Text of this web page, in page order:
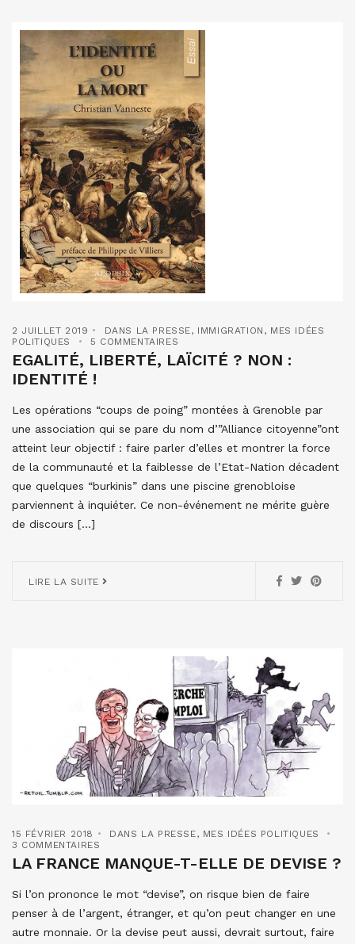
2 JUILLET 2019 DANS LA PRESSE, IMMIGRATION , MES IDÉES
POLITIQUES
5 COMMENTAIRES
EGALITÉ, LIBERTÉ, LAÏCITÉ ? NON :
IDENTITÉ !
Les opérations “coups de poing” montées à Grenoble par
une association qui se pare du nom d’”Alliance citoyenne”ont
atteint leur objectif : faire parler d’elles et montrer la force
de la communauté et la faiblesse de l’Etat-Nation décadent
que quelques “burkinis” dans une piscine grenobloise
parviennent à inquiéter. Ce non-événement ne mérite guère
de discours […]
LIRE LA SUITE
15 FÉVRIER 2018 DANS LA PRESSE, MES IDÉES POLITIQUES
3 COMMENTAIRES
LA FRANCE MANQUE-T-ELLE DE DEVISE ?
Si l’on prononce le mot “devise”, on risque bien de faire
penser à de l’argent, étranger, et qu’on peut changer en une
autre monnaie. Or la devise peut aussi, devrait surtout, faire